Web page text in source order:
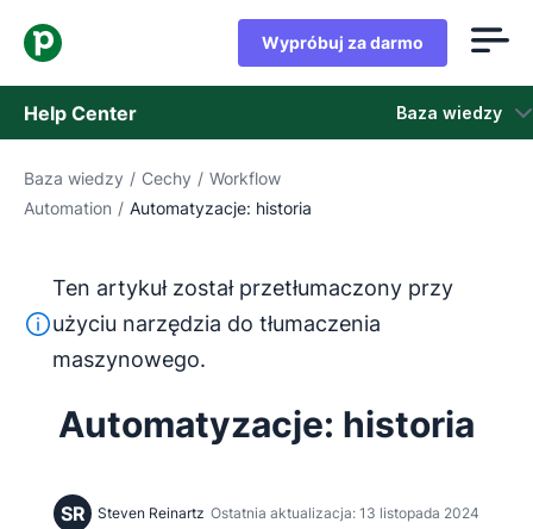
Wypróbuj za darmo
Help Center Baza wiedzy
Baza wiedzy
Skontaktuj się z obsługą klienta
Baza wiedzy / Cechy / Workflow
Automation / Automatyzacje: historia
Ten tekst został przetłumaczony z języka
Ten artykuł został przetłumaczony przy
użyciu narzędzia do tłumaczenia
maszynowego.
Automatyzacje: historia
SR Steven Reinartz Ostatnia aktualizacja: 13 listopada 2024